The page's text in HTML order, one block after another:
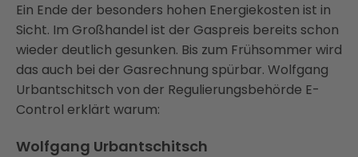
Ein Ende der besonders hohen Energiekosten ist in
Sicht. Im Großhandel ist der Gaspreis bereits schon
wieder deutlich gesunken. Bis zum Frühsommer wird
das auch bei der Gasrechnung spürbar. Wolfgang
Urbantschitsch von der Regulierungsbehörde E-
Control erklärt warum:
Wolfgang Urbantschitsch